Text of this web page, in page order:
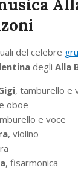
del celebre
degli Alla
, tamburello e
oboe
e voce
, violino
, fisarmonica